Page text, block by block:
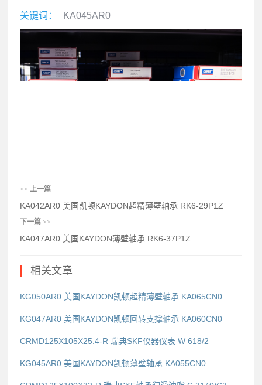
关键词： KA045AR0
<< 上一篇
KA042AR0 美国凯顿KAYDON超精薄壁轴承 RK6-29P1Z
下一篇 >>
KA047AR0 美国KAYDON薄壁轴承 RK6-37P1Z
相关文章
KG050AR0 美国KAYDON凯顿超精薄壁轴承 KA065CN0
KG047AR0 美国KAYDON凯顿回转支撑轴承 KA060CN0
CRMD125X105X25.4-R 瑞典SKF仪器仪表 W 618/2
KG045AR0 美国KAYDON凯顿薄壁轴承 KA055CN0